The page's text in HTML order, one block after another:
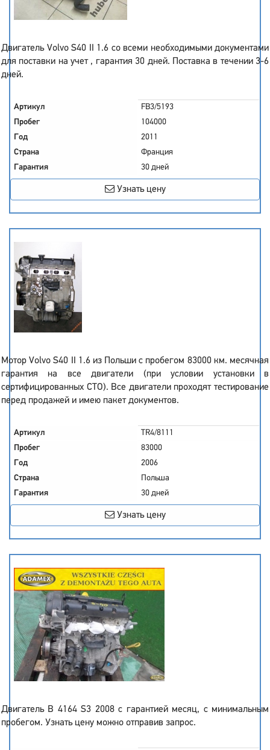
Двигатель Volvo S40 II 1.6 со всеми необходимыми документами
для поставки на учет , гарантия 30 дней. Поставка в течении 3-6
дней.
Артикул
FB3/5193
Пробег
104000
Год
2011
Страна
Франция
Гарантия
30 дней
Узнать цену
Мотор Volvo S40 II 1.6 из Польши с пробегом 83000 км. месячная
гарантия на все двигатели (при условии установки в
сертифицированных СТО). Все двигатели проходят тестирование
перед продажей и имею пакет документов.
Артикул
TR4/8111
Пробег
83000
Год
2006
Страна
Польша
Гарантия
30 дней
Узнать цену
Двигатель B 4164 S3 2008 с гарантией месяц, с минимальным
пробегом. Узнать цену можно отправив запрос.